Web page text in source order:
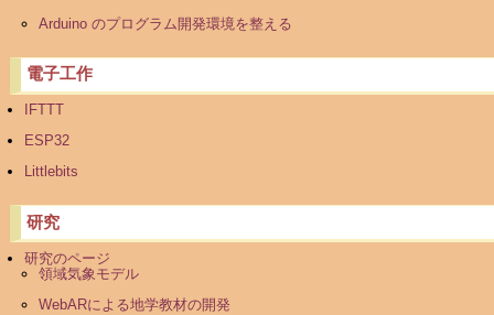
Arduino のプログラム開発環境を整える
電子工作
IFTTT
ESP32
Littlebits
研究
研究のページ
領域気象モデル
WebARによる地学教材の開発